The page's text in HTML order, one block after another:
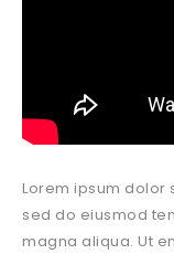
Lorem ipsum dolor
sed do eiusmod
magna aliqua. Ut